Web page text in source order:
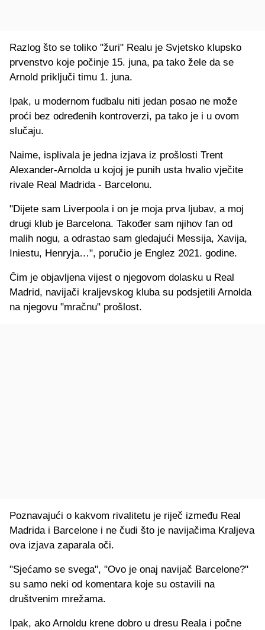
Razlog što se toliko "žuri" Realu je Svjetsko klupsko
prvenstvo koje počinje 15. juna, pa tako žele da se
Arnold priključi timu 1. juna.
Ipak, u modernom fudbalu niti jedan posao ne može
proći bez određenih kontroverzi, pa tako je i u ovom
slučaju.
Naime, isplivala je jedna izjava iz prošlosti Trent
Alexander-Arnolda u kojoj je punih usta hvalio vječite
rivale Real Madrida - Barcelonu.
"Dijete sam Liverpoola i on je moja prva ljubav, a moj
drugi klub je Barcelona. Također sam njihov fan od
malih nogu, a odrastao sam gledajući Messija, Xavija,
Iniestu, Henryja…", poručio je Englez 2021. godine.
Čim je objavljena vijest o njegovom dolasku u Real
Madrid, navijači kraljevskog kluba su podsjetili Arnolda
na njegovu "mračnu" prošlost.
Poznavajući o kakvom rivalitetu je riječ između Real
Madrida i Barcelone i ne čudi što je navijačima Kraljeva
ova izjava zaparala oči.
"Sjećamo se svega", "Ovo je onaj navijač Barcelone?"
su samo neki od komentara koje su ostavili na
društvenim mrežama.
Ipak, ako Arnoldu krene dobro u dresu Reala i počne